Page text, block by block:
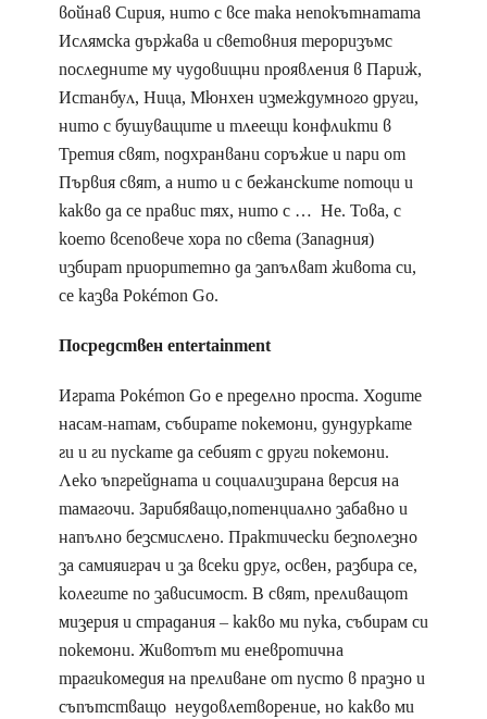
войнав Сирия, нито с все така непокътнатата
Ислямска държава и световния тероризъмс
последните му чудовищни проявления в Париж,
Истанбул, Ница, Мюнхен измеждумного други,
нито с бушуващите и тлеещи конфликти в
Третия свят, подхранвани соръжие и пари от
Първия свят, а нито и с бежанските потоци и
какво да се правис тях, нито с … Не. Това, с
което всеповече хора по света (Западния)
избират приоритетно да запълват живота си,
се казва Pokémon Go.
Посредствен entertainment
Играта Pokémon Go е пределно проста. Ходите
насам-натам, събирате покемони, дундуркате
ги и ги пускате да себият с други покемони.
Леко ъпгрейдната и социализирана версия на
тамагочи. Зарибяващо,потенциално забавно и
напълно безсмислено. Практически безполезно
за самияиграч и за всеки друг, освен, разбира се,
колегите по зависимост. В свят, преливащот
мизерия и страдания – какво ми пука, събирам си
покемони. Животът ми еневротична
трагикомедия на преливане от пусто в празно и
съпътстващо неудовлетворение, но какво ми